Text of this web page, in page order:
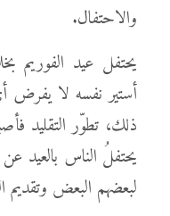
والاحتفال.
يحتفل عيد الفوريم
أستير نفسه لا يفرض
ذلك، تطوّر التقليد
يحتفلُ الناس بالعيد عن
لبعضهم البعض وتقديم